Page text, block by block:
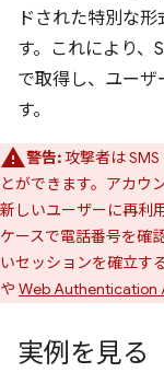
ドされた特別な
す。これにより、
で取得し、ユー
す。
警告: 攻撃者は
とができます。アカウ
新しいユーザーに再利
ケースで電話番号を確
いセッションを確立す
や Web Authentication
実例を見る